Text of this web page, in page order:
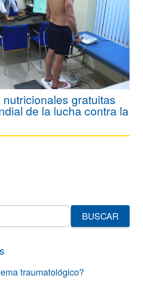
gratuitas
de la lucha contra la
traumatológico?